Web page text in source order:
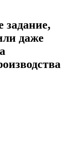
задание,
даже